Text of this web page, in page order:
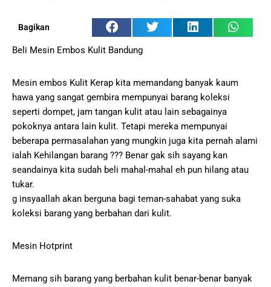
Bagikan
Beli Mesin Embos Kulit Bandung
Mesin embos Kulit Kerap kita memandang banyak kaum
hawa yang sangat gembira mempunyai barang koleksi
seperti dompet, jam tangan kulit atau lain sebagainya
pokoknya antara lain kulit. Tetapi mereka mempunyai
beberapa permasalahan yang mungkin juga kita pernah alami
ialah Kehilangan barang ??? Benar gak sih sayang kan
seandainya kita sudah beli mahal-mahal eh pun hilang atau
tukar.
g insyaallah akan berguna bagi teman-sahabat yang suka
koleksi barang yang berbahan dari kulit.
Mesin Hotprint
Memang sih barang yang berbahan kulit benar-benar banyak